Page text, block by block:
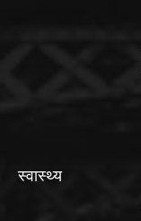
स्वास्थ्य